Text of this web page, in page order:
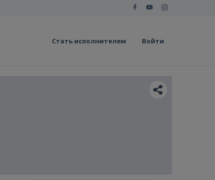
Стать исполнителем Войти